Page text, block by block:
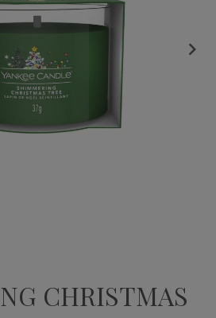

CHRISTMAS